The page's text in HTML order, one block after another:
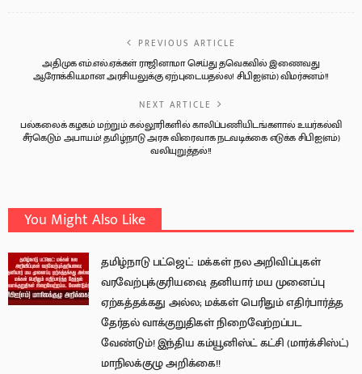
PREVIOUS ARTICLE
அதிமுக எம்.எல்.ஏக்கள் ராஜினாமா செய்து தவெகவில் இணைவது
ஆரோக்கியமான அரசியலுக்கு ஏற்புடையதல்ல! சிபிஐ(எம்) விமர்சனம்!!
NEXT ARTICLE
பல்கலைக் கழகம் மற்றும் கல்லூரிகளில் காலிப்பணியிடங்களால் உயர்கல்வி
சீர்கெடும் அபாயம்! தமிழ்நாடு அரசு விரைவாக நடவடிக்கை எடுக்க சிபிஐ(எம்)
வலியுறுத்தல்!!
You Might Also Like
தமிழ்நாடு பட்ஜெட்: மக்கள் நல அறிவிப்புகள்
வரவேற்புக்குரியவை; தனியார் மய முனைப்பு
ஏற்கத்தக்கது அல்ல; மக்கள் பெரிதும் எதிர்பார்த்த
தேர்தல் வாக்குறுதிகள் நிறைவேற்றப்பட
வேண்டும்! இந்திய கம்யூனிஸ்ட் கட்சி (மார்க்சிஸ்ட்)
மாநிலக்குழு அறிக்கை!!